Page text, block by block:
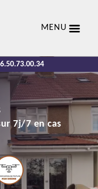
MENU
7j/7 en cas